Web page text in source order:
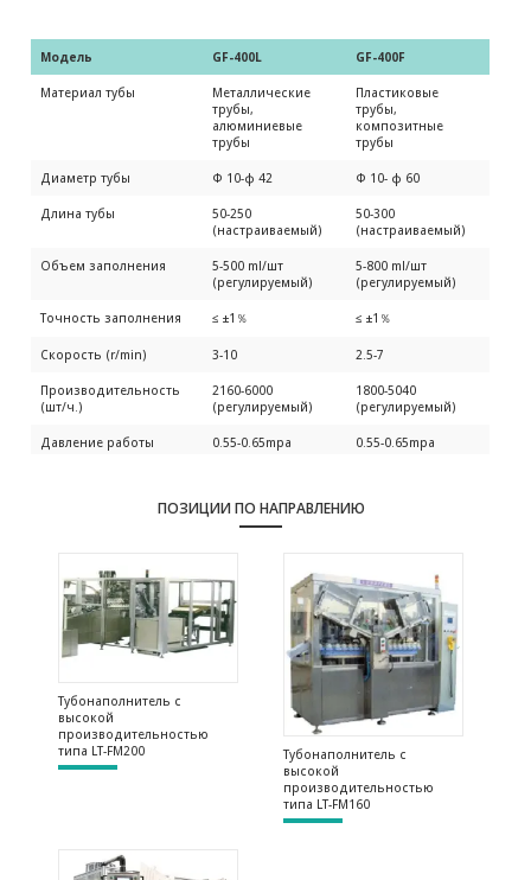
Модель GF-400L GF-400F
Материал тубы
Металлические
трубы,
алюминиевые
трубы
Пластиковые
трубы,
композитные
трубы
Диаметр тубы Ф 10-ф 42 Ф 10- ф 60
Длина тубы
50-250
(настраиваемый)
50-300
(настраиваемый)
Объем заполнения
5-500 ml/шт
(регулируемый)
5-800 ml/шт
(регулируемый)
Точность заполнения ≤ ±1％ ≤ ±1％
Скорость (r/min) 3-10 2.5-7
Производительность
(шт/ч.)
2160-6000
(регулируемый)
1800-5040
(регулируемый)
Давление работы 0.55-0.65mpa 0.55-0.65mpa
Мощность теплового
3kw 3kw
Габариты (миллиметр)
Масса (кг) 1100 1100
ПОЗИЦИИ ПО НАПРАВЛЕНИЮ
Тубонаполнитель с
высокой
производительностью
типа LT-FM200
Тубонаполнитель с
высокой
производительностью
типа LT-FM160